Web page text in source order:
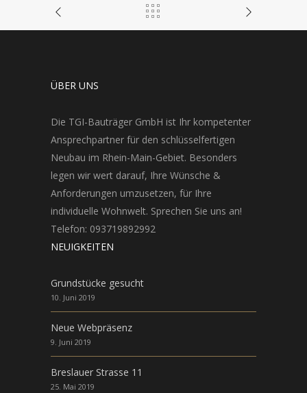
ÜBER UNS
Die TGI-Bauträger GmbH ist Ihr kompetenter
Ansprechpartner für den schlüsselfertigen
Neubau im Rhein-Main-Gebiet. Besonders
legen wir wert darauf, Ihre Wünsche &
Anforderungen umzusetzen, für Ihre
individuelle Wohnwelt. Sprechen Sie uns an!
Telefon: 093719892992
NEUIGKEITEN
Grundstücke gesucht
10. Juni 2019
Neue Webpräsenz
9. Juni 2019
Breslauer Strasse 11
25. Mai 2019